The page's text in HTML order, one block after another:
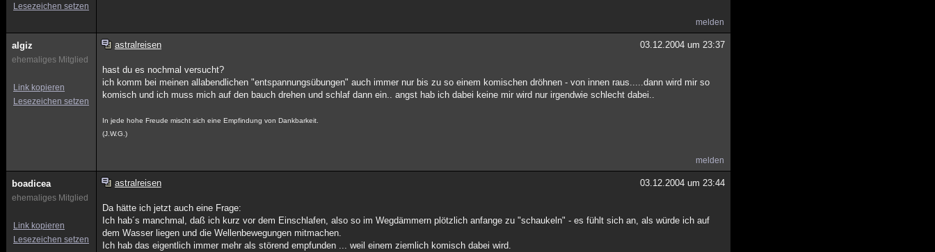
Lesezeichen setzen
melden
algiz
ehemaliges Mitglied
Link kopieren
Lesezeichen setzen
astralreisen 03.12.2004 um 23:37
hast du es nochmal versucht?
ich komm bei meinen allabendlichen "entspannungsübungen" auch immer nur bis zu so einem komischen dröhnen - von innen raus.....dann wird mir so
komisch und ich muss mich auf den bauch drehen und schlaf dann ein.. angst hab ich dabei keine mir wird nur irgendwie schlecht dabei..
In jede hohe Freude mischt sich eine Empfindung von Dankbarkeit.
(J.W.G.)
melden
boadicea
ehemaliges Mitglied
Link kopieren
Lesezeichen setzen
astralreisen 03.12.2004 um 23:44
Da hätte ich jetzt auch eine Frage:
Ich hab´s manchmal, daß ich kurz vor dem Einschlafen, also so im Wegdämmern plötzlich anfange zu "schaukeln" - es fühlt sich an, als würde ich auf
dem Wasser liegen und die Wellenbewegungen mitmachen.
Ich hab das eigentlich immer mehr als störend empfunden ... weil einem ziemlich komisch dabei wird.